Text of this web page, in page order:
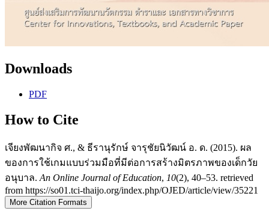
Downloads
PDF
How to Cite
เจียงพัฒนากิจ ศ., & ธีรานุรักษ์ จารุชัยนิวัฒน์ อ. ด. (2015). ผล
ของการใช้เกมแบบร่วมมือที่มีต่อการสร้างมิตรภาพของเด็กวัย
อนุบาล. An Online Journal of Education, 10(2), 40–53. retrieved
from https://so01.tci-thaijo.org/index.php/OJED/article/view/35221
More Citation Formats